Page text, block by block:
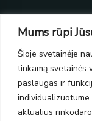
Mums rūpi
Šioje svetainėje
tinkamą svetainės
paslaugas ir
individualizuotume
aktualius
Taikos pr. 139
PC Molas, Klaipėda
Taikos pr. 141
PC BIG 2, Klaipėda
Šilutės pl. 35
PC Banginis,
NAUJIENLAIŠKIS